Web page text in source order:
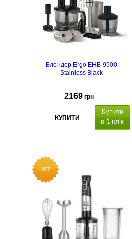
Блендер Ergo EHB-9500
Stainless Black
2169 грн
КУПИТИ
Купити
в 1 клік